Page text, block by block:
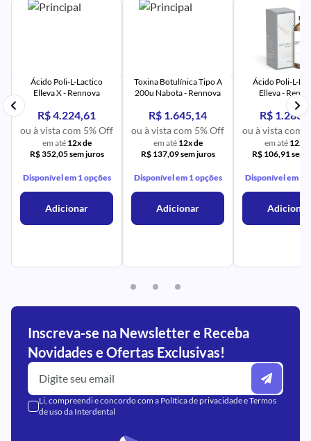
Ácido Poli-L-Lactico
Elleva X - Rennova
R$ 4.224,61
ou à vista com 5% Off
em até 12x de
R$ 352,05 sem juros
Disponível em 1 opções
Adicionar
Toxina Botulínica Tipo A
200u Nabota - Rennova
R$ 1.645,14
ou à vista com 5% Off
em até 12x de
R$ 137,09 sem juros
Disponível em 1 opções
Adicionar
UR
Ácido Poli-L-
Elleva -
R$
ou à vista com
em até 12x
R$ 106,91 sem
Disponível em 1
Adicionar
Inscreva-se na Newsletter e Receba
Novidades e Ofertas Exclusivas!
Li, compreendi e concordo com a Política de privacidadeeTermos
de usoda Interdental